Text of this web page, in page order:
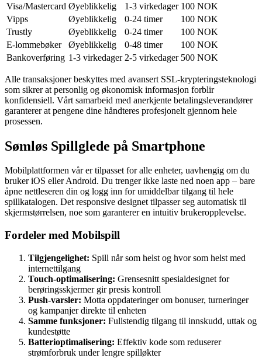
Visa/Mastercard Øyeblikkelig 1-3 virkedager 100 NOK
Vipps
Øyeblikkelig 0-24 timer
100 NOK
Trustly
Øyeblikkelig 0-24 timer
100 NOK
E-lommebøker
Øyeblikkelig 0-48 timer
100 NOK
Bankoverføring 1-3 virkedager 2-5 virkedager 500 NOK
Alle transaksjoner beskyttes med avansert SSL-krypteringsteknologi
som sikrer at personlig og økonomisk informasjon forblir
konfidensiell. Vårt samarbeid med anerkjente betalingsleverandører
garanterer at pengene dine håndteres profesjonelt gjennom hele
prosessen.
Sømløs Spillglede på Smartphone
Mobilplattformen vår er tilpasset for alle enheter, uavhengig om du
bruker iOS eller Android. Du trenger ikke laste ned noen app – bare
åpne nettleseren din og logg inn for umiddelbar tilgang til hele
spillkatalogen. Det responsive designet tilpasser seg automatisk til
skjermstørrelsen, noe som garanterer en intuitiv brukeropplevelse.
Fordeler med Mobilspill
Tilgjengelighet: Spill når som helst og hvor som helst med
internettilgang
Touch-optimalisering: Grensesnitt spesialdesignet for
berøringsskjermer gir presis kontroll
Push-varsler: Motta oppdateringer om bonuser, turneringer
og kampanjer direkte til enheten
Samme funksjoner: Fullstendig tilgang til innskudd, uttak og
kundestøtte
Batterioptimalisering: Effektiv kode som reduserer
strømforbruk under lengre spilløkter